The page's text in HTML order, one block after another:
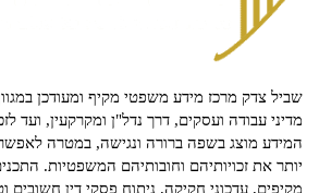
שביל צדק מרכז מידע משפטי מקיף ומעודכן
מדיני עבודה ועסקים, דרך נדל"ן ומקרקעין, ועד
המידע מוצג בשפה ברורה ונגישה, במטרה
יותר את זכויותיהם וחובותיהם המשפטיות.
מקיפים, עדכוני חקיקה, ניתוח פסקי דין חשובים